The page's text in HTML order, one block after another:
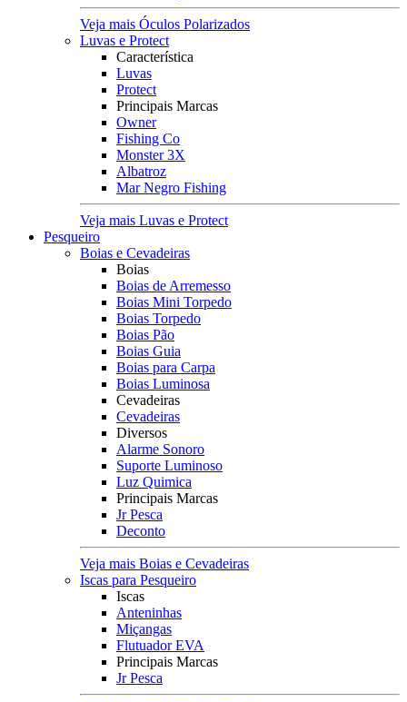
Veja mais Óculos Polarizados
Luvas e Protect
Característica
Luvas
Protect
Principais Marcas
Owner
Fishing Co
Monster 3X
Albatroz
Mar Negro Fishing
Veja mais Luvas e Protect
Pesqueiro
Boias e Cevadeiras
Boias
Boias de Arremesso
Boias Mini Torpedo
Boias Torpedo
Boias Pão
Boias Guia
Boias para Carpa
Boias Luminosa
Cevadeiras
Cevadeiras
Diversos
Alarme Sonoro
Suporte Luminoso
Luz Quimica
Principais Marcas
Jr Pesca
Deconto
Veja mais Boias e Cevadeiras
Iscas para Pesqueiro
Iscas
Anteninhas
Miçangas
Flutuador EVA
Principais Marcas
Jr Pesca